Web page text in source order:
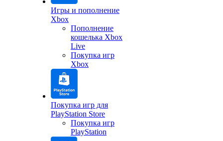
Игры и пополнение
Xbox
Пополнение
кошелька Xbox
Live
Покупка игр
Xbox
Покупка игр для
PlayStation Store
Покупка игр
PlayStation